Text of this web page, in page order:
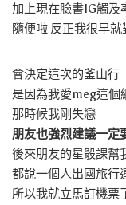
加上現在臉書IG觸及
隨便啦 反正我很早
會決定這次的釜山行
是因為我愛meg這個
那時候我剛失戀
朋友也強烈建議一定
後來朋友的星骰課幫
都說一個人出國旅行
所以我就立馬訂機票